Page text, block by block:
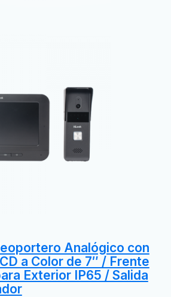
Analógico con
a Color de 7″ / Frente
Exterior IP65 / Salida